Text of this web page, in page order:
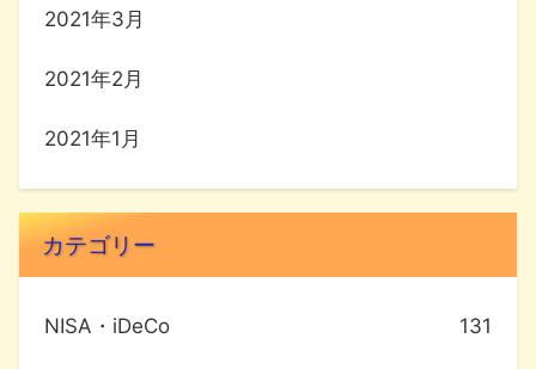
2021年3月
2021年2月
2021年1月
カテゴリー
NISA・iDeCo 131